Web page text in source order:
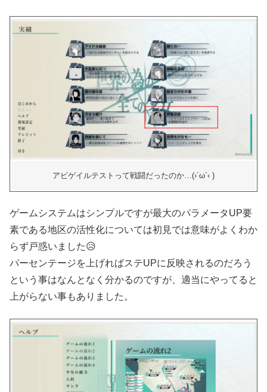
アビゲイルテストって戦闘だったのか…(›´ω`‹ )
ゲームシステムはシンプルですが最大のパラメータUP要
素である地区の活性化については初見では意味がよくわか
らず戸惑いました😥
パーセンテージを上げればステUPに反映されるのだろう
という事はなんとなく分かるのですが、適当にやってると
上がらない事もありました。